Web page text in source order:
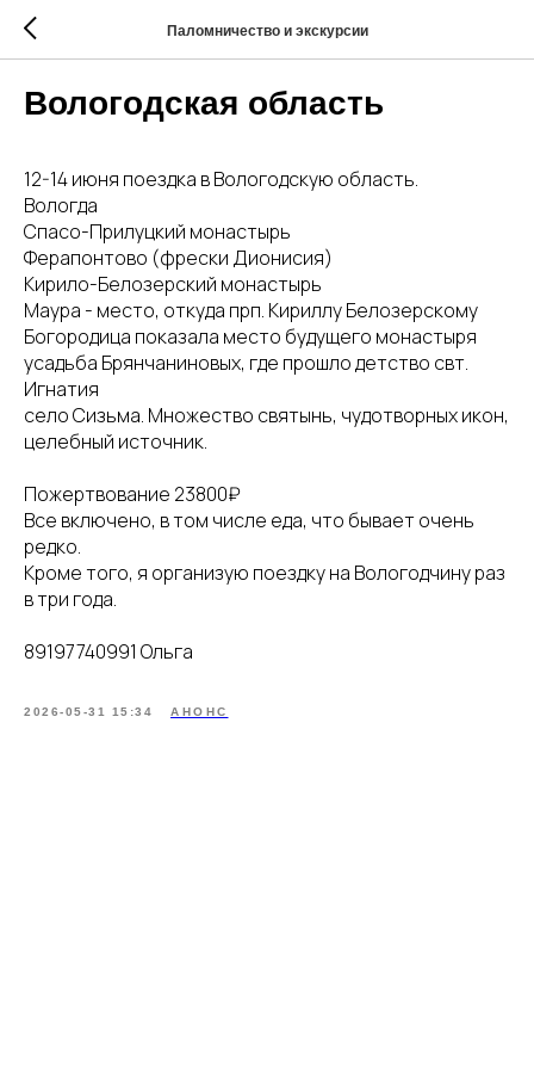
Паломничество и экскурсии
Вологодская область
12-14 июня поездка в Вологодскую область.
Вологда
Спасо-Прилуцкий монастырь
Ферапонтово (фрески Дионисия)
Кирило-Белозерский монастырь
Маура - место, откуда прп. Кириллу Белозерскому
Богородица показала место будущего монастыря
усадьба Брянчаниновых, где прошло детство свт.
Игнатия
село Сизьма. Множество святынь, чудотворных икон,
целебный источник.
Пожертвование 23800₽
Все включено, в том числе еда, что бывает очень
редко.
Кроме того, я организую поездку на Вологодчину раз
в три года.
89197740991 Ольга
2026-05-31 15:34 АНОНС